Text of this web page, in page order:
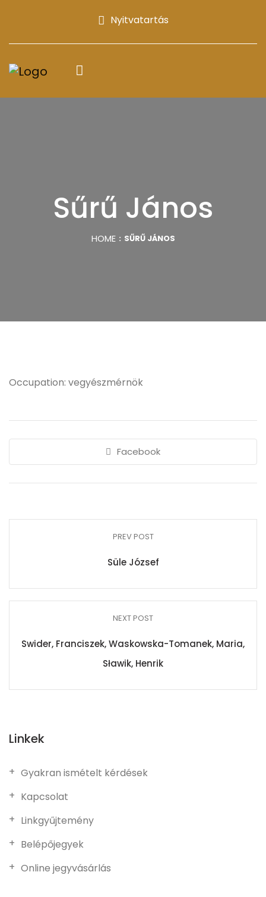
Nyitvatartás
Sűrű János
HOME SŰRŰ JÁNOS
Occupation: vegyészmérnök
Facebook
PREV POST
Süle József
NEXT POST
Swider, Franciszek, Waskowska-Tomanek, Maria,
Sławik, Henrik
Linkek
Gyakran ismételt kérdések
Kapcsolat
Linkgyűjtemény
Belépőjegyek
Online jegyvásárlás